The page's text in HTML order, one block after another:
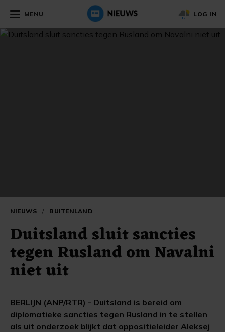
MENU LOG IN
NIEUWS / BUITENLAND
Duitsland sluit sancties
tegen Rusland om Navalni
niet uit
BERLIJN (ANP/RTR) - Duitsland is bereid om
diplomatieke sancties tegen Rusland in te stellen
als uit onderzoek blijkt dat oppositieleider Aleksej